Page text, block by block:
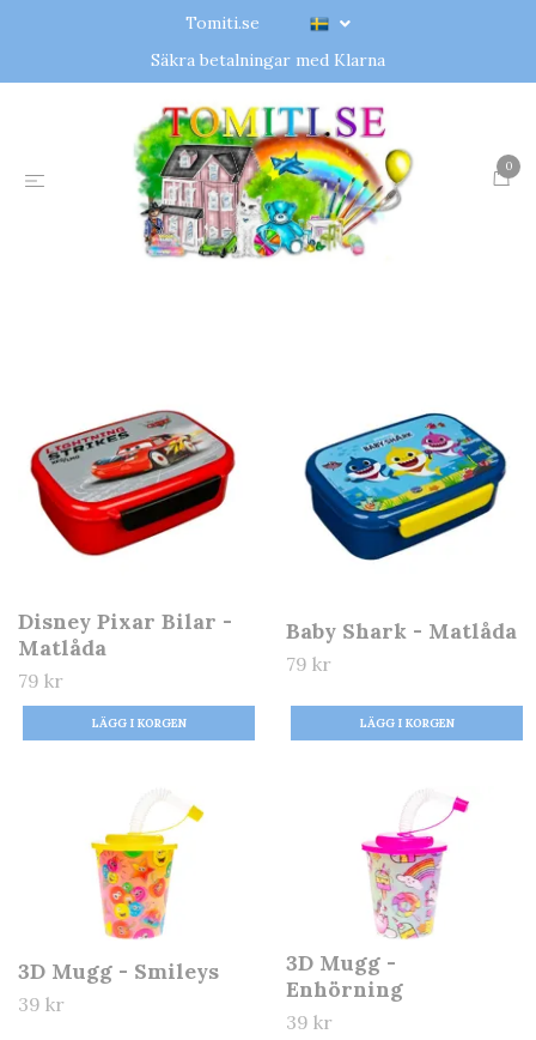
Tomiti.se
Säkra betalningar med Klarna
0
Disney Pixar Bilar -
Matlåda
79 kr
Baby Shark - Matlåda
79 kr
3D Mugg - Smileys
39 kr
3D Mugg -
Enhörning
39 kr